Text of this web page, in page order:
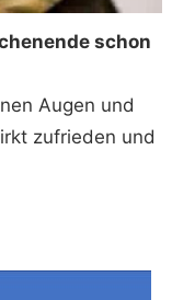
schon
Augen und
zufrieden und